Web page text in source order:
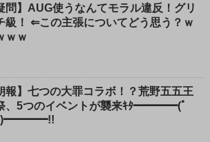
問】AUG使うなんてモラル違反！グリ
級！ ⇐この主張についてどう思う？ｗ
ｗｗ
報】七つの大罪コラボ！？荒野五五王
、5つのイベントが襲来ｷﾀ━━━━(ﾟ
)━━━━!!